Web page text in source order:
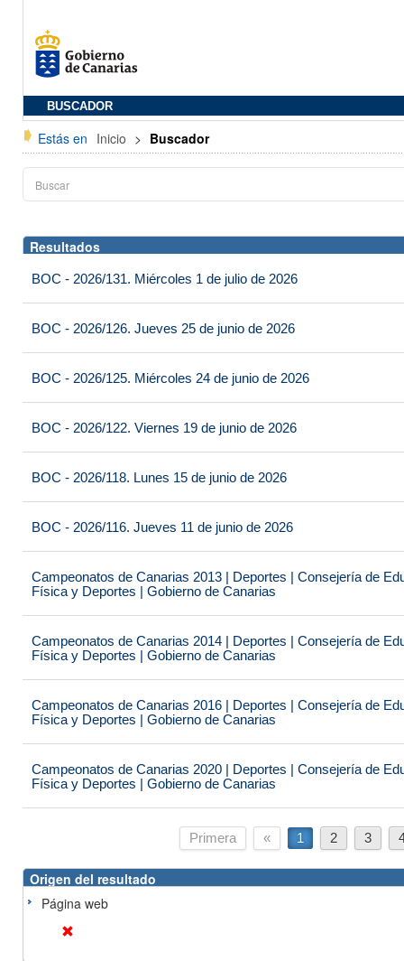
BUSCADOR
Estás en Inicio > Buscador
Resultados
BOC - 2026/131. Miércoles 1 de julio de 2026
BOC - 2026/126. Jueves 25 de junio de 2026
BOC - 2026/125. Miércoles 24 de junio de 2026
BOC - 2026/122. Viernes 19 de junio de 2026
BOC - 2026/118. Lunes 15 de junio de 2026
BOC - 2026/116. Jueves 11 de junio de 2026
Campeonatos de Canarias 2013 | Deportes | Consejería de
Física y Deportes | Gobierno de Canarias
Campeonatos de Canarias 2014 | Deportes | Consejería de
Física y Deportes | Gobierno de Canarias
Campeonatos de Canarias 2016 | Deportes | Consejería de
Física y Deportes | Gobierno de Canarias
Campeonatos de Canarias 2020 | Deportes | Consejería de
Física y Deportes | Gobierno de Canarias
Primera « 1 2 3
Origen del resultado
Página web